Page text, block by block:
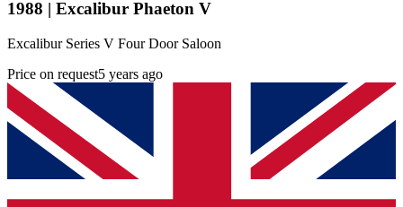
1988 | Excalibur Phaeton V
Excalibur Series V Four Door Saloon
Price on request5 years ago